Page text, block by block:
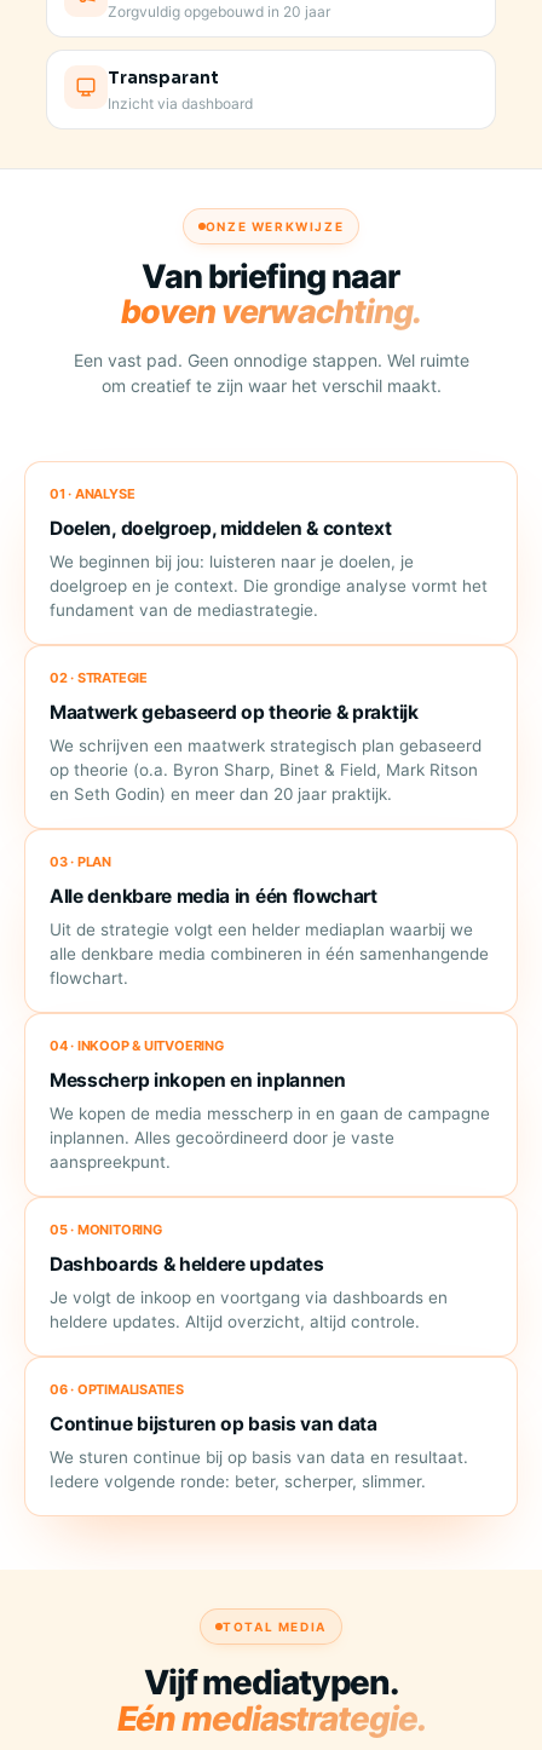
Zorgvuldig opgebouwd in 20 jaar
Transparant
Inzicht via dashboard
ONZE WERKWIJZE
Van briefing naar
boven verwachting.
Een vast pad. Geen onnodige stappen. Wel ruimte
om creatief te zijn waar het verschil maakt.
01 · ANALYSE
Doelen, doelgroep, middelen & context
We beginnen bij jou: luisteren naar je doelen, je
doelgroep en je context. Die grondige analyse vormt het
fundament van de mediastrategie.
02 · STRATEGIE
Maatwerk gebaseerd op theorie & praktijk
We schrijven een maatwerk strategisch plan gebaseerd
op theorie (o.a. Byron Sharp, Binet & Field, Mark Ritson
en Seth Godin) en meer dan 20 jaar praktijk.
03 · PLAN
Alle denkbare media in één flowchart
Uit de strategie volgt een helder mediaplan waarbij we
alle denkbare media combineren in één samenhangende
flowchart.
04 · INKOOP & UITVOERING
Messcherp inkopen en inplannen
We kopen de media messcherp in en gaan de campagne
inplannen. Alles gecoördineerd door je vaste
aanspreekpunt.
05 · MONITORING
Dashboards & heldere updates
Je volgt de inkoop en voortgang via dashboards en
heldere updates. Altijd overzicht, altijd controle.
06 · OPTIMALISATIES
Continue bijsturen op basis van data
We sturen continue bij op basis van data en resultaat.
Iedere volgende ronde: beter, scherper, slimmer.
TOTAL MEDIA
Vijf mediatypen.
Eén mediastrategie.